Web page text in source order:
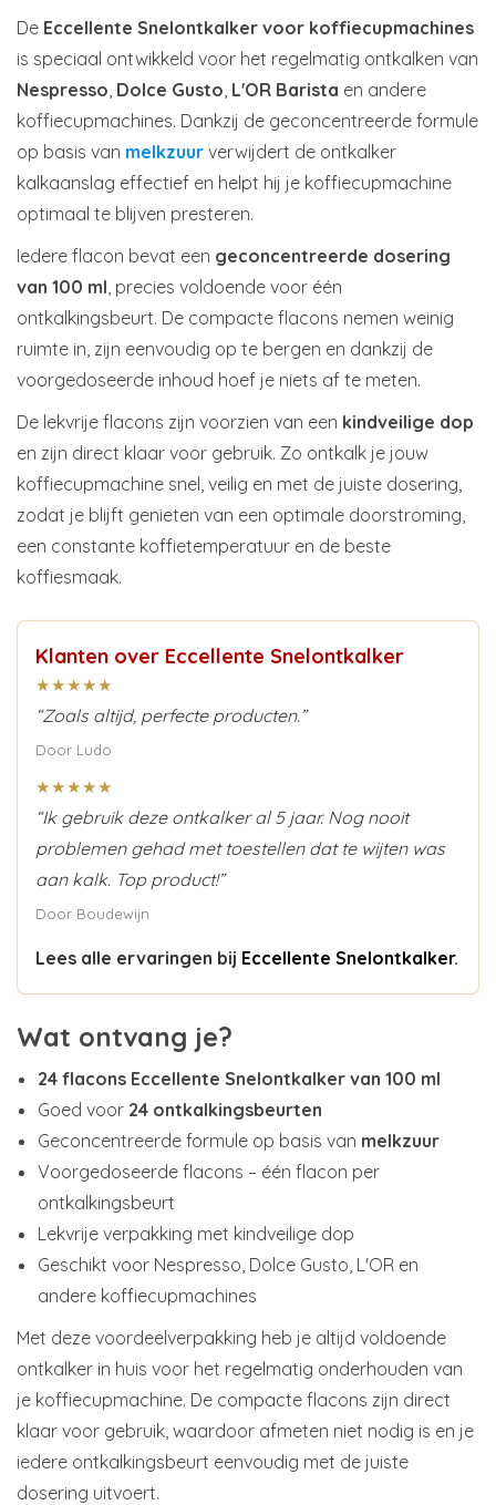
De Eccellente Snelontkalker voor koffiecupmachines
is speciaal ontwikkeld voor het regelmatig ontkalken van
Nespresso, Dolce Gusto, L'OR Barista en andere
koffiecupmachines. Dankzij de geconcentreerde formule
op basis van melkzuur verwijdert de ontkalker
kalkaanslag effectief en helpt hij je koffiecupmachine
optimaal te blijven presteren.
Iedere flacon bevat een geconcentreerde dosering
van 100 ml, precies voldoende voor één
ontkalkingsbeurt. De compacte flacons nemen weinig
ruimte in, zijn eenvoudig op te bergen en dankzij de
voorgedoseerde inhoud hoef je niets af te meten.
De lekvrije flacons zijn voorzien van een kindveilige dop
en zijn direct klaar voor gebruik. Zo ontkalk je jouw
koffiecupmachine snel, veilig en met de juiste dosering,
zodat je blijft genieten van een optimale doorstroming,
een constante koffietemperatuur en de beste
koffiesmaak.
Klanten over Eccellente Snelontkalker
★★★★★
“Zoals altijd, perfecte producten.”
Door Ludo
★★★★★
“Ik gebruik deze ontkalker al 5 jaar. Nog nooit
problemen gehad met toestellen dat te wijten was
aan kalk. Top product!”
Door Boudewijn
Lees alle ervaringen bij Eccellente Snelontkalker.
Wat ontvang je?
24 flacons Eccellente Snelontkalker van 100 ml
Goed voor 24 ontkalkingsbeurten
Geconcentreerde formule op basis van melkzuur
Voorgedoseerde flacons – één flacon per
ontkalkingsbeurt
Lekvrije verpakking met kindveilige dop
Geschikt voor Nespresso, Dolce Gusto, L'OR en
andere koffiecupmachines
Met deze voordeelverpakking heb je altijd voldoende
ontkalker in huis voor het regelmatig onderhouden van
je koffiecupmachine. De compacte flacons zijn direct
klaar voor gebruik, waardoor afmeten niet nodig is en je
iedere ontkalkingsbeurt eenvoudig met de juiste
dosering uitvoert.